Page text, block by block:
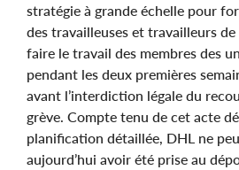
stratégie à grande échelle pour
des travailleuses et travailleurs
faire le travail des membres des
pendant les deux premières
avant l’interdiction légale du
grève. Compte tenu de cet acte
planification détaillée, DHL ne
aujourd’hui avoir été prise au